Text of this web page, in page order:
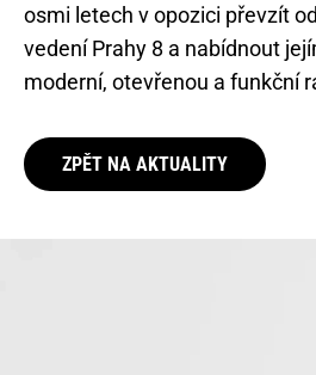
osmi letech v opozici převzít
vedení Prahy 8 a nabídnout
moderní, otevřenou a funkční
ZPĚT NA AKTUALITY